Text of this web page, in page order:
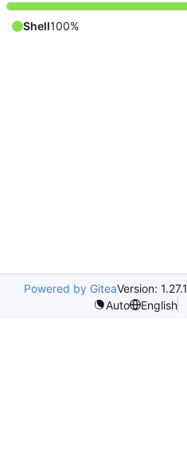
Shell100%
Powered by GiteaVersion: 1.27.1
Auto
English